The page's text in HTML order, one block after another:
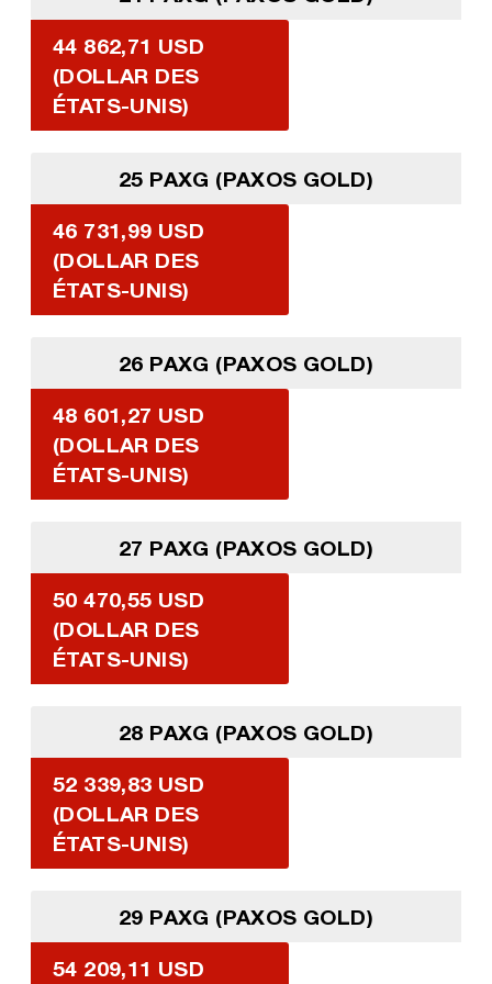
44 862,71 USD
(DOLLAR DES
ÉTATS-UNIS)
25 PAXG (PAXOS GOLD)
46 731,99 USD
(DOLLAR DES
ÉTATS-UNIS)
26 PAXG (PAXOS GOLD)
48 601,27 USD
(DOLLAR DES
ÉTATS-UNIS)
27 PAXG (PAXOS GOLD)
50 470,55 USD
(DOLLAR DES
ÉTATS-UNIS)
28 PAXG (PAXOS GOLD)
52 339,83 USD
(DOLLAR DES
ÉTATS-UNIS)
29 PAXG (PAXOS GOLD)
54 209,11 USD